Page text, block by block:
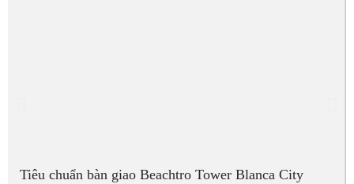
Tiêu chuẩn bàn giao Beachtro Tower Blanca City